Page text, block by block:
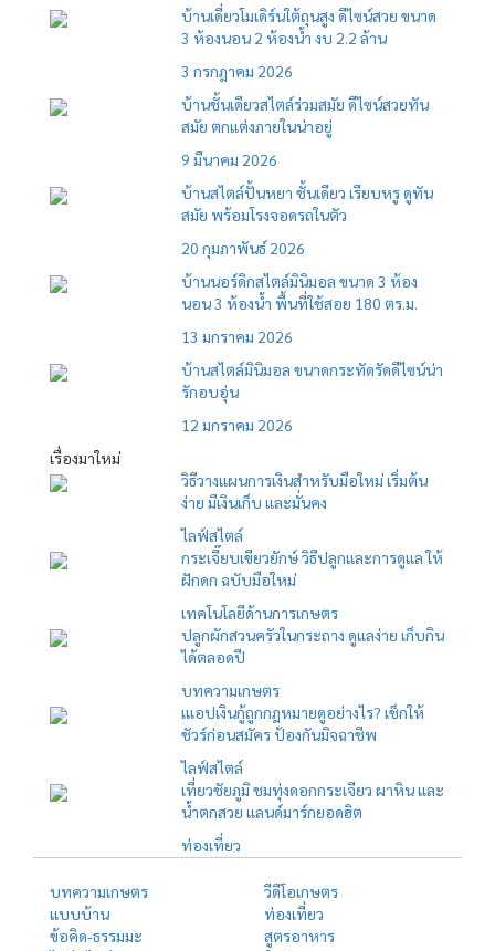
บ้านเดี่ยวโมเดิร์นใต้ถุนสูง ดีไซน์สวย ขนาด
3 ห้องนอน 2 ห้องน้ำ งบ 2.2 ล้าน
3 กรกฎาคม 2026
บ้านชั้นเดียวสไตล์ร่วมสมัย ดีไซน์สวยทัน
สมัย ตกแต่งภายในน่าอยู่
9 มีนาคม 2026
บ้านสไตล์ปั้นหยา ชั้นเดียว เรียบหรู ดูทัน
สมัย พร้อมโรงจอดรถในตัว
20 กุมภาพันธ์ 2026
บ้านนอร์ดิกสไตล์มินิมอล ขนาด 3 ห้อง
นอน 3 ห้องน้ำ พื้นที่ใช้สอย 180 ตร.ม.
13 มกราคม 2026
บ้านสไตล์มินิมอล ขนาดกระทัดรัดดีไซน์น่า
รักอบอุ่น
12 มกราคม 2026
เรื่องมาใหม่
วิธีวางแผนการเงินสำหรับมือใหม่ เริ่มต้น
ง่าย มีเงินเก็บ และมั่นคง
ไลฟ์สไตล์
กระเจี๊ยบเขียวยักษ์ วิธีปลูกและการดูแล ให้
ฝักดก ฉบับมือใหม่
เทคโนโลยีด้านการเกษตร
ปลูกผักสวนครัวในกระถาง ดูแลง่าย เก็บกิน
ได้ตลอดปี
บทความเกษตร
เแอปเงินกู้ถูกกฎหมายดูอย่างไร? เช็กให้
ชัวร์ก่อนสมัคร ป้องกันมิจฉาชีพ
ไลฟ์สไตล์
เที่ยวชัยภูมิ ชมทุ่งดอกกระเจียว ผาหิน และ
น้ำตกสวย แลนด์มาร์กยอดฮิต
ท่องเที่ยว
บทความเกษตร
วีดีโอเกษตร
แบบบ้าน
ท่องเที่ยว
ข้อคิด-ธรรมมะ
สูตรอาหาร